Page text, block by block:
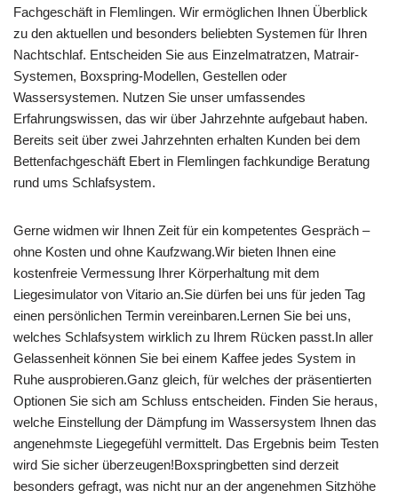
Fachgeschäft in Flemlingen. Wir ermöglichen Ihnen Überblick
zu den aktuellen und besonders beliebten Systemen für Ihren
Nachtschlaf. Entscheiden Sie aus Einzelmatratzen, Matrair-
Systemen, Boxspring-Modellen, Gestellen oder
Wassersystemen. Nutzen Sie unser umfassendes
Erfahrungswissen, das wir über Jahrzehnte aufgebaut haben.
Bereits seit über zwei Jahrzehnten erhalten Kunden bei dem
Bettenfachgeschäft Ebert in Flemlingen fachkundige Beratung
rund ums Schlafsystem.
Gerne widmen wir Ihnen Zeit für ein kompetentes Gespräch –
ohne Kosten und ohne Kaufzwang.Wir bieten Ihnen eine
kostenfreie Vermessung Ihrer Körperhaltung mit dem
Liegesimulator von Vitario an.Sie dürfen bei uns für jeden Tag
einen persönlichen Termin vereinbaren.Lernen Sie bei uns,
welches Schlafsystem wirklich zu Ihrem Rücken passt.In aller
Gelassenheit können Sie bei einem Kaffee jedes System in
Ruhe ausprobieren.Ganz gleich, für welches der präsentierten
Optionen Sie sich am Schluss entscheiden. Finden Sie heraus,
welche Einstellung der Dämpfung im Wassersystem Ihnen das
angenehmste Liegegefühl vermittelt. Das Ergebnis beim Testen
wird Sie sicher überzeugen!Boxspringbetten sind derzeit
besonders gefragt, was nicht nur an der angenehmen Sitzhöhe